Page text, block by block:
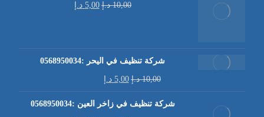
10,00 د.إ 5,00 د.إ
شركة تنظيف في اليحر :0568950034
10,00 د.إ 5,00 د.إ
شركة تنظيف في زاخر العين :0568950034